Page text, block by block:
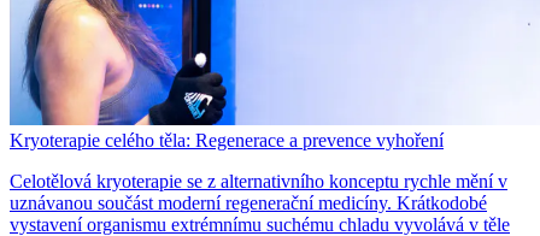
Kryoterapie celého těla: Regenerace a prevence vyhoření
Celotělová kryoterapie se z alternativního konceptu rychle mění v
uznávanou součást moderní regenerační medicíny. Krátkodobé
vystavení organismu extrémnímu suchému chladu vyvolává v těle